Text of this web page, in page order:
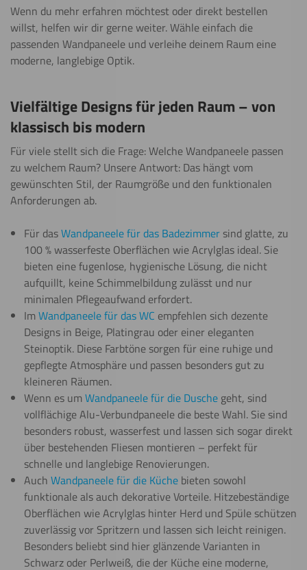
Wenn du mehr erfahren möchtest oder direkt bestellen
willst, helfen wir dir gerne weiter. Wähle einfach die
passenden Wandpaneele und verleihe deinem Raum eine
moderne, langlebige Optik.
Vielfältige Designs für jeden Raum – von
klassisch bis modern
Für viele stellt sich die Frage: Welche Wandpaneele passen
zu welchem Raum? Unsere Antwort: Das hängt vom
gewünschten Stil, der Raumgröße und den funktionalen
Anforderungen ab.
Für dasWandpaneele für das Badezimmer sind glatte, zu
100 % wasserfeste Oberflächen wie Acrylglas ideal. Sie
bieten eine fugenlose, hygienische Lösung, die nicht
aufquillt, keine Schimmelbildung zulässt und nur
minimalen Pflegeaufwand erfordert.
ImWandpaneele für das WC empfehlen sich dezente
Designs in Beige, Platingrau oder einer eleganten
Steinoptik. Diese Farbtöne sorgen für eine ruhige und
gepflegte Atmosphäre und passen besonders gut zu
kleineren Räumen.
Wenn es umWandpaneele für die Dusche geht, sind
vollflächige Alu-Verbundpaneele die beste Wahl. Sie sind
besonders robust, wasserfest und lassen sich sogar direkt
über bestehenden Fliesen montieren – perfekt für
schnelle und langlebige Renovierungen.
Auch Wandpaneele für die Küche bieten sowohl
funktionale als auch dekorative Vorteile. Hitzebeständige
Oberflächen wie Acrylglas hinter Herd und Spüle schützen
zuverlässig vor Spritzern und lassen sich leicht reinigen.
Besonders beliebt sind hier glänzende Varianten in
Schwarz oder Perlweiß, die der Küche eine moderne,